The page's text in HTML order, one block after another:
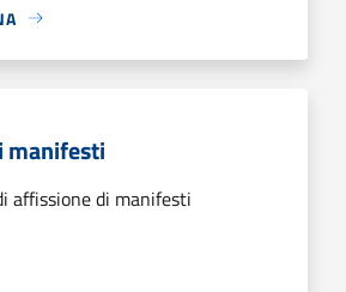
manifesti
affissione di manifesti